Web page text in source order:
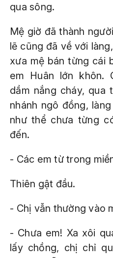
qua sông.
Mệ giờ đã thành
lẽ cũng đã về với
xưa mệ bán từng cái
em Huân lớn khôn.
dầm nắng cháy, qua
nhánh ngô đồng,
như thể chưa từng
đến.
- Các em từ trong
Thiên gật đầu.
- Chị vẫn thường vào
- Chưa em! Xa xôi
lấy chồng, chị chỉ